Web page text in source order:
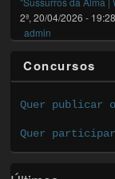
2ª, 20/04/2026 - 19:28
admin
Concursos
Quer publicar
Quer